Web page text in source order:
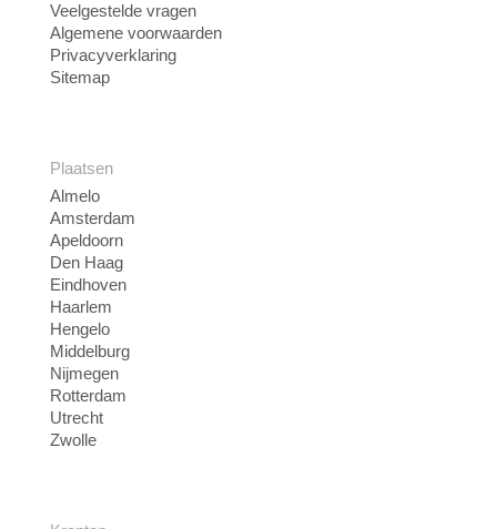
Veelgestelde vragen
Algemene voorwaarden
Privacyverklaring
Sitemap
Plaatsen
Almelo
Amsterdam
Apeldoorn
Den Haag
Eindhoven
Haarlem
Hengelo
Middelburg
Nijmegen
Rotterdam
Utrecht
Zwolle